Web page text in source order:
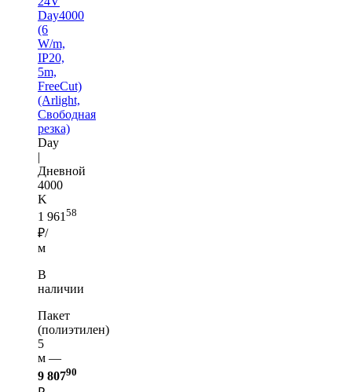
Day4000
(6
W/m,
IP20,
5m,
FreeCut)
(Arlight,
Свободная
резка)
Day
|
Дневной
4000
K
1 961 58
₽/
м
В
наличии
Пакет
(полиэтилен)
5
м —
9 80790